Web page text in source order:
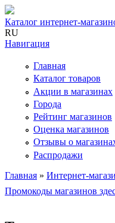
Каталог интернет-
RU
Навигация
Главная
Каталог товаров
Акции в магазинах
Города
Рейтинг магазинов
Оценка магазинов
Отзывы о
Распродажи
Вы здесь
Главная » Интернет-
Промокоды магазинов